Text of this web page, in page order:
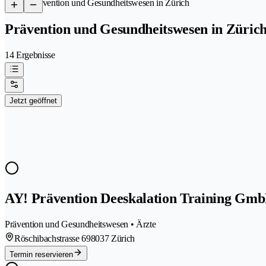
/Prävention und Gesundheitswesen in Zürich
Prävention und Gesundheitswesen in
14 Ergebnisse
Jetzt geöffnet
AY! Prävention Deeskalation Training
Prävention und Gesundheitswesen • Ärzte
Röschibachstrasse 698037 Zürich
Termin reservieren